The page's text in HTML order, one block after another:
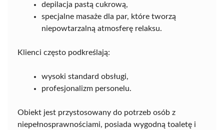
depilacja pastą cukrową,
specjalne masaże dla par, które tworzą
niepowtarzalną atmosferę relaksu.
Klienci często podkreślają:
wysoki standard obsługi,
profesjonalizm personelu.
Obiekt jest przystosowany do potrzeb osób z
niepełnosprawnościami, posiada wygodną toaletę i